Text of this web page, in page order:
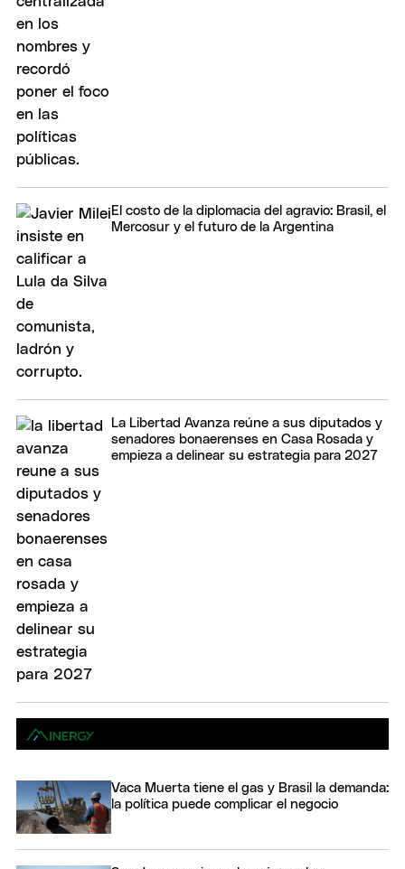
El costo de la diplomacia del agravio: Brasil, el
Mercosur y el futuro de la Argentina
La Libertad Avanza reúne a sus diputados y
senadores bonaerenses en Casa Rosada y
empieza a delinear su estrategia para 2027
Vaca Muerta tiene el gas y Brasil la demanda:
la política puede complicar el negocio